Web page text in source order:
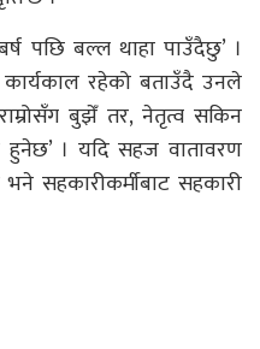
पछि बल्ल थाहा पाउँदैछु’ ।
कार्यकाल रहेको बताउँदै उनले
बुझेँ तर, नेतृत्व सकिन
हुनेछ’ । यदि सहज वातावरण
सहकारीकर्मीबाट सहकारी